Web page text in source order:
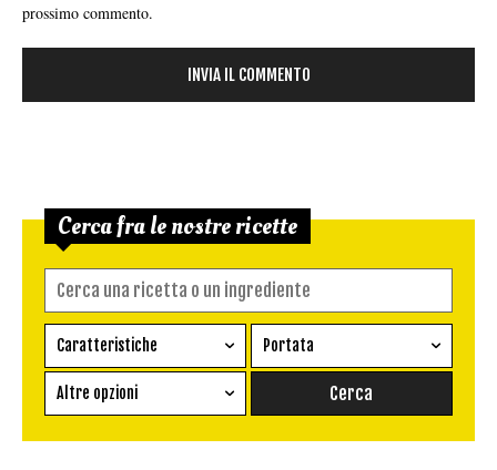
prossimo commento.
Cerca fra le nostre ricette
Caratteristiche
Ricetta vegetariana
Senza glutine
Portata
Conserva
Altre opzioni